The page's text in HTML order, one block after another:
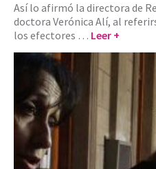
Así lo afirmó la directora de
doctora Verónica Alí, al
los efectores … Leer +